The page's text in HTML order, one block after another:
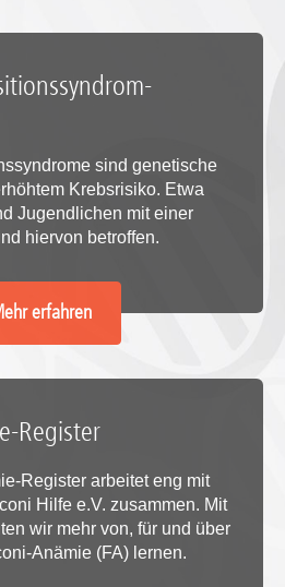
sind genetische
Krebsrisiko. Etwa
Jugendlichen mit einer
hiervon betroffen.
erfahren
Register
Register arbeitet eng mit
Hilfe e.V. zusammen. Mit
wir mehr von, für und über
Anämie (FA) lernen.